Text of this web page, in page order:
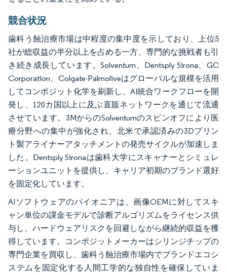
競合状況
歯科う蝕治療市場は中程度の集中度を示しており、上位5
社が総収益の半分以上を占める一方、専門的な挑戦者も引
き続き成長しています。Solventum、Dentsply Sirona、GC
Corporation、Colgate-Palmoliveはグローバルな規模を活用
してコンポジット化学を刷新し、AI統合ワークフローを開
発し、120カ国以上に及ぶ直販ネットワークを通じて流通
させています。3MからのSolventumのスピンオフにより医
療分野への集中が強化され、北米で承認済みの3Dプリン
ト製アライナーアタッチメントの発売サイクルが加速しま
した。Dentsply Sironaは歯科大学にスキャナーとシミュレ
ーションユニットを提供し、キャリア初期のブランド選好
を固定化しています。
AIソフトウェアのパイオニアは、画像OEMに対してスキ
ャン単位の課金モデルで診断アルゴリズムをライセンス供
与し、ハードウェアリスクを回避しながら継続的収益を獲
得しています。コンポジットメーカーはシリンジチップの
専門企業を買収し、歯科う蝕治療市場内でブランドエコシ
ステムを固定化する人間工学的な独自性を確保していま